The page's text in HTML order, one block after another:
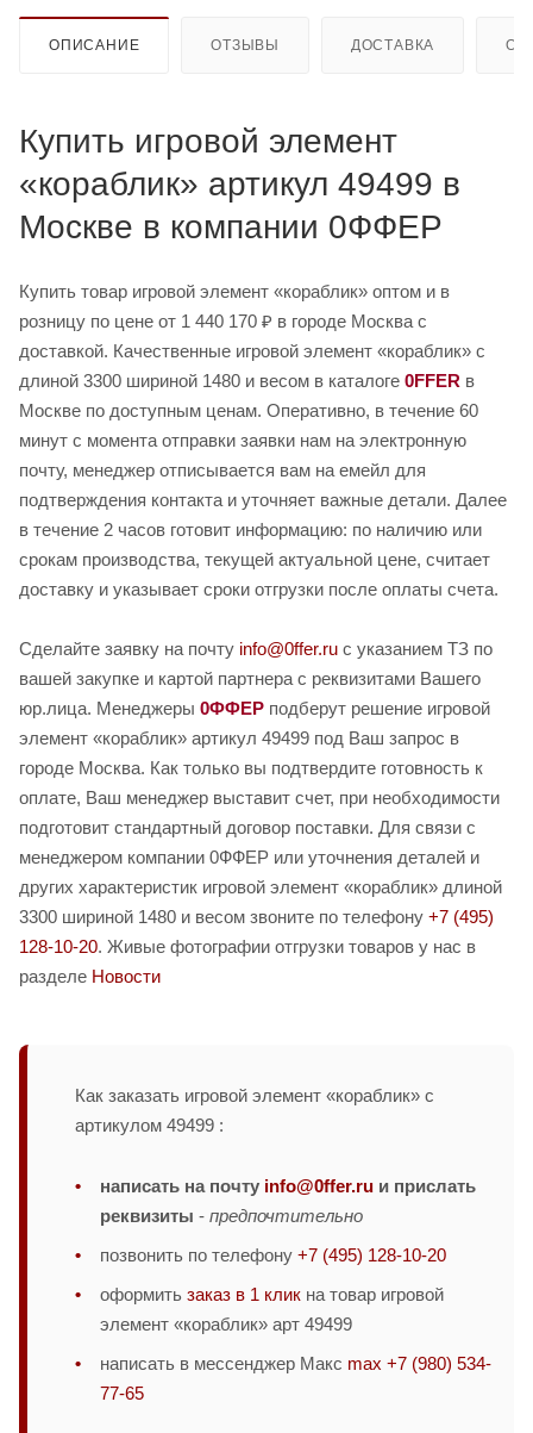
ОПИСАНИЕ ОТЗЫВЫ ДОСТАВКА
Купить игровой элемент
«кораблик» артикул 49499 в
Москве в компании 0ФФЕР
Купить товар игровой элемент «кораблик» оптом и в
розницу по цене от 1 440 170 ₽ в городе Москва с
доставкой. Качественные игровой элемент «кораблик» с
длиной 3300 шириной 1480 и весом в каталоге 0FFER в
Москве по доступным ценам. Оперативно, в течение 60
минут с момента отправки заявки нам на электронную
почту, менеджер отписывается вам на емейл для
подтверждения контакта и уточняет важные детали. Далее
в течение 2 часов готовит информацию: по наличию или
срокам производства, текущей актуальной цене, считает
доставку и указывает сроки отгрузки после оплаты счета.
Сделайте заявку на почту info@0ffer.ru с указанием ТЗ по
вашей закупке и картой партнера с реквизитами Вашего
юр.лица. Менеджеры 0ФФЕР подберут решение игровой
элемент «кораблик» артикул 49499 под Ваш запрос в
городе Москва. Как только вы подтвердите готовность к
оплате, Ваш менеджер выставит счет, при необходимости
подготовит стандартный договор поставки. Для связи с
менеджером компании 0ФФЕР или уточнения деталей и
других характеристик игровой элемент «кораблик» длиной
3300 шириной 1480 и весом звоните по телефону +7 (495)
128-10-20. Живые фотографии отгрузки товаров у нас в
разделе Новости
Как заказать игровой элемент «кораблик» с
артикулом 49499 :
написать на почту info@0ffer.ru и прислать
реквизиты - предпочтительно
позвонить по телефону +7 (495) 128-10-20
оформить заказ в 1 клик на товар игровой
элемент «кораблик» арт 49499
написать в мессенджер Макс max +7 (980) 534-
77-65